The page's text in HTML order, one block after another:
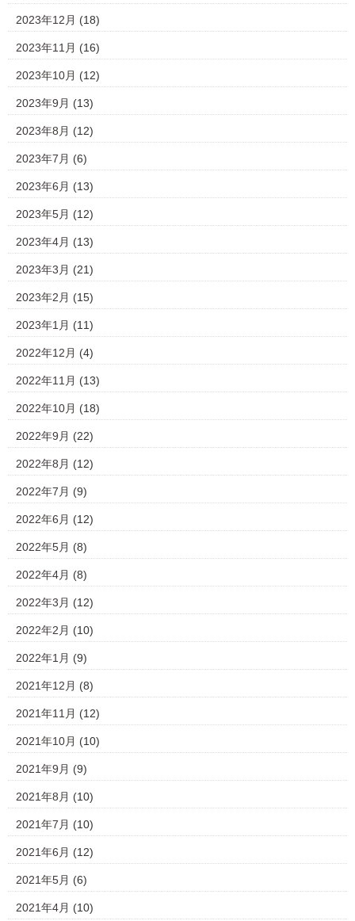
2023年12月 (18)
2023年11月 (16)
2023年10月 (12)
2023年9月 (13)
2023年8月 (12)
2023年7月 (6)
2023年6月 (13)
2023年5月 (12)
2023年4月 (13)
2023年3月 (21)
2023年2月 (15)
2023年1月 (11)
2022年12月 (4)
2022年11月 (13)
2022年10月 (18)
2022年9月 (22)
2022年8月 (12)
2022年7月 (9)
2022年6月 (12)
2022年5月 (8)
2022年4月 (8)
2022年3月 (12)
2022年2月 (10)
2022年1月 (9)
2021年12月 (8)
2021年11月 (12)
2021年10月 (10)
2021年9月 (9)
2021年8月 (10)
2021年7月 (10)
2021年6月 (12)
2021年5月 (6)
2021年4月 (10)